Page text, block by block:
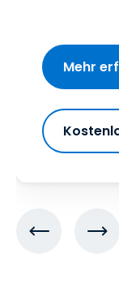
Mehr